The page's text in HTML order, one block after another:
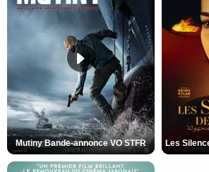
Mutiny Bande-annonce VO STFR